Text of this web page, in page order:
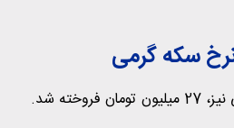
سکه گرمی
شد.